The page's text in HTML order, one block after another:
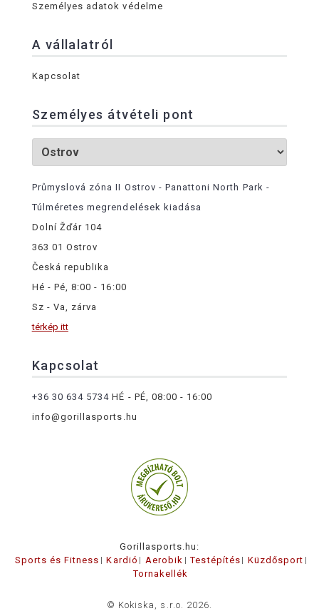
Személyes adatok védelme
A vállalatról
Kapcsolat
Személyes átvételi pont
Průmyslová zóna II Ostrov - Panattoni North Park -
Túlméretes megrendelések kiadása
Dolní Žďár 104
363 01 Ostrov
Česká republika
Hé - Pé, 8:00 - 16:00
Sz - Va, zárva
térkép itt
Kapcsolat
+36 30 634 5734 HÉ - PÉ, 08:00 - 16:00
info@gorillasports.hu
Gorillasports.hu:
Sports és Fitness
Kardió Aerobik Testépítés
Küzdősport
Tornakellék
© Kokiska, s.r.o. 2026.